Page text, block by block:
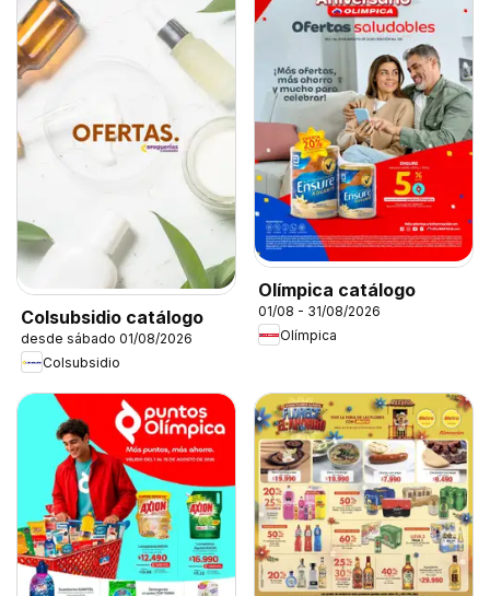
Colsubsidio catálogo
desde sábado 01/08/2026
Colsubsidio
Olímpica catálogo
01/08 - 31/08/2026
Olímpica